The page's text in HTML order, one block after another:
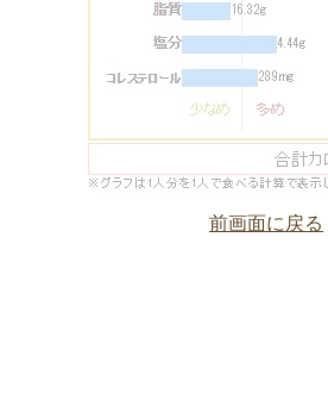
前画面に戻る